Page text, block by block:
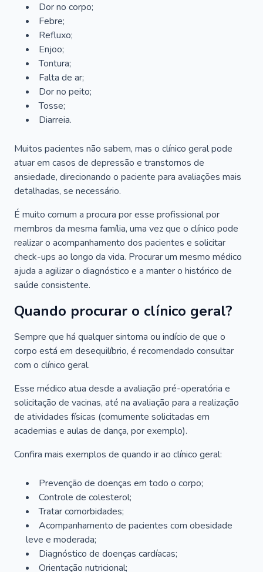
Dor no corpo;
Febre;
Refluxo;
Enjoo;
Tontura;
Falta de ar;
Dor no peito;
Tosse;
Diarreia.
Muitos pacientes não sabem, mas o clínico geral pode
atuar em casos de depressão e transtornos de
ansiedade, direcionando o paciente para avaliações mais
detalhadas, se necessário.
É muito comum a procura por esse profissional por
membros da mesma família, uma vez que o clínico pode
realizar o acompanhamento dos pacientes e solicitar
check-ups ao longo da vida. Procurar um mesmo médico
ajuda a agilizar o diagnóstico e a manter o histórico de
saúde consistente.
Quando procurar o clínico geral?
Sempre que há qualquer sintoma ou indício de que o
corpo está em desequilíbrio, é recomendado consultar
com o clínico geral.
Esse médico atua desde a avaliação pré-operatória e
solicitação de vacinas, até na avaliação para a realização
de atividades físicas (comumente solicitadas em
academias e aulas de dança, por exemplo).
Confira mais exemplos de quando ir ao clínico geral:
Prevenção de doenças em todo o corpo;
Controle de colesterol;
Tratar comorbidades;
Acompanhamento de pacientes com obesidade
leve e moderada;
Diagnóstico de doenças cardíacas;
Orientação nutricional;